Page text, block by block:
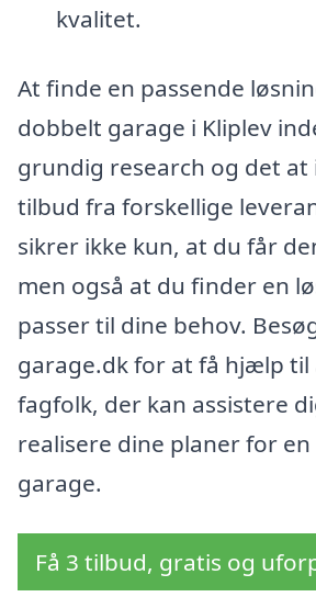
kvalitet.
At finde en passende
dobbelt garage i Kliplev
grundig research og det at
tilbud fra forskellige
sikrer ikke kun, at du får
men også at du finder en
passer til dine behov.
garage.dk for at få hjælp til
fagfolk, der kan assistere
realisere dine planer for
garage.
Få 3 tilbud, gratis og